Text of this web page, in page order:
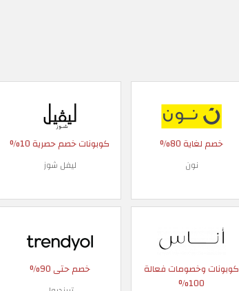
خصم لغاية 80%
نون
كوبونات خصم حصرية 10%
ليفل شوز
كوبونات وخصومات فعالة
100%
خصم حتى 90%